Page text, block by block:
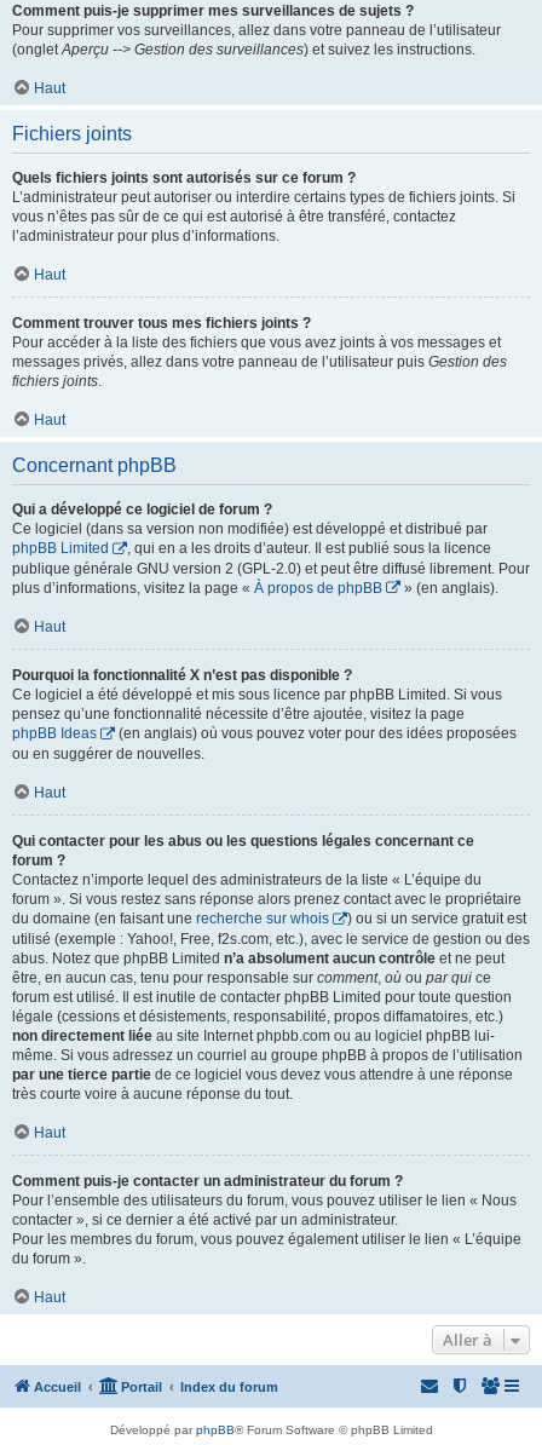
Comment puis-je supprimer mes surveillances de sujets ?
Pour supprimer vos surveillances, allez dans votre panneau de l’utilisateur
(ongletAperçu --> Gestion des surveillances) et suivez les instructions.
Haut
Fichiers joints
Quels fichiers joints sont autorisés sur ce forum ?
L’administrateur peut autoriser ou interdire certains types de fichiers joints. Si
vous n’êtes pas sûr de ce qui est autorisé à être transféré, contactez
l’administrateur pour plus d’informations.
Haut
Comment trouver tous mes fichiers joints ?
Pour accéder à la liste des fichiers que vous avez joints à vos messages et
messages privés, allez dans votre panneau de l’utilisateur puis Gestion des
fichiers joints.
Haut
Concernant phpBB
Qui a développé ce logiciel de forum ?
Ce logiciel (dans sa version non modifiée) est développé et distribué par
phpBB Limited
, qui en a les droits d’auteur. Il est publié sous la licence
publique générale GNU version 2 (GPL-2.0) et peut être diffusé librement. Pour
plus d’informations, visitez la page « À propos de phpBB » (en anglais).
Haut
Pourquoi la fonctionnalité X n’est pas disponible ?
Ce logiciel a été développé et mis sous licence par phpBB Limited. Si vous
pensez qu’une fonctionnalité nécessite d’être ajoutée, visitez la page
phpBB Ideas
(en anglais) où vous pouvez voter pour des idées proposées
ou en suggérer de nouvelles.
Haut
Qui contacter pour les abus ou les questions légales concernant ce
forum ?
Contactez n’importe lequel des administrateurs de la liste « L’équipe du
forum ». Si vous restez sans réponse alors prenez contact avec le propriétaire
du domaine (en faisant une recherche sur whois
) ou si un service gratuit est
utilisé (exemple : Yahoo!, Free, f2s.com, etc.), avec le service de gestion ou des
abus. Notez que phpBB Limited n’a absolument aucun contrôle et ne peut
être, en aucun cas, tenu pour responsable sur comment, où ou par qui ce
forum est utilisé. Il est inutile de contacter phpBB Limited pour toute question
légale (cessions et désistements, responsabilité, propos diffamatoires, etc.)
non directement liée au site Internet phpbb.com ou au logiciel phpBB lui-
même. Si vous adressez un courriel au groupe phpBB à propos de l’utilisation
par une tierce partie de ce logiciel vous devez vous attendre à une réponse
très courte voire à aucune réponse du tout.
Haut
Comment puis-je contacter un administrateur du forum ?
Pour l’ensemble des utilisateurs du forum, vous pouvez utiliser le lien « Nous
contacter », si ce dernier a été activé par un administrateur.
Pour les membres du forum, vous pouvez également utiliser le lien « L’équipe
du forum ».
Haut
Aller à
Accueil Portail Index du forum
Développé parphpBB® Forum Software © phpBB Limited